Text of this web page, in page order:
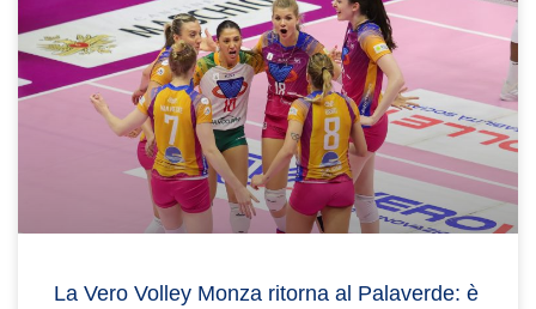
La Vero Volley Monza ritorna al Palaverde: è